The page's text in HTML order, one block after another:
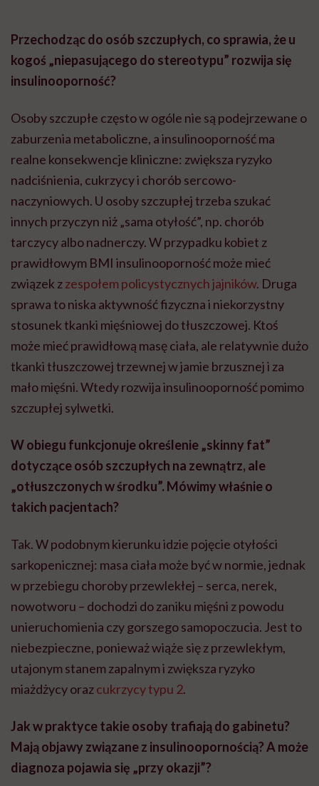
Przechodząc do osób szczupłych, co sprawia, że u
kogoś „niepasującego do stereotypu” rozwija się
insulinooporność?
Osoby szczupłe często w ogóle nie są podejrzewane o
zaburzenia metaboliczne, a insulinooporność ma
realne konsekwencje kliniczne: zwiększa ryzyko
nadciśnienia, cukrzycy i chorób sercowo-
naczyniowych. U osoby szczupłej trzeba szukać
innych przyczyn niż „sama otyłość”, np. chorób
tarczycy albo nadnerczy. W przypadku kobiet z
prawidłowym BMI insulinooporność może mieć
związek zzespołem policystycznych jajników. Druga
sprawa to niska aktywność fizyczna i niekorzystny
stosunek tkanki mięśniowej do tłuszczowej. Ktoś
może mieć prawidłową masę ciała, ale relatywnie dużo
tkanki tłuszczowej trzewnej w jamie brzusznej i za
mało mięśni. Wtedy rozwija insulinooporność pomimo
szczupłej sylwetki.
W obiegu funkcjonuje określenie „skinny fat”
dotyczące osób szczupłych na zewnątrz, ale
„otłuszczonych w środku”. Mówimy właśnie o
takich pacjentach?
Tak. W podobnym kierunku idzie pojęcie otyłości
sarkopenicznej: masa ciała może być w normie, jednak
w przebiegu choroby przewlekłej – serca, nerek,
nowotworu – dochodzi do zaniku mięśni z powodu
unieruchomienia czy gorszego samopoczucia. Jest to
niebezpieczne, ponieważ wiąże się z przewlekłym,
utajonym stanem zapalnym i zwiększa ryzyko
miażdżycy orazcukrzycy typu 2.
Jak w praktyce takie osoby trafiają do gabinetu?
Mają objawy związane z insulinoopornością? A może
diagnoza pojawia się „przy okazji”?